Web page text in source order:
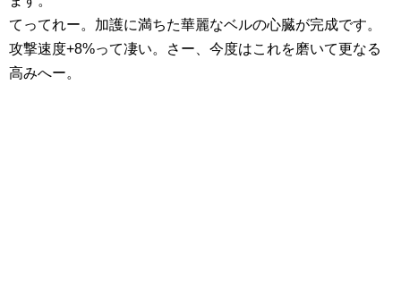
てってれー。加護に満ちた華麗なベルの心臓が完成です。
攻撃速度+8%って凄い。さー、今度はこれを磨いて更なる
高みへー。